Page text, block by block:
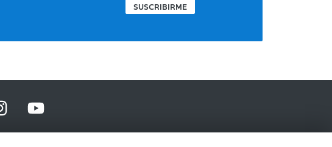
SUSCRIBIRME